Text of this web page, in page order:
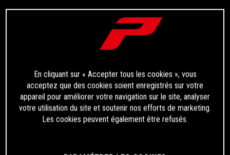
En cliquant sur « Accepter tous les cookies », vous
acceptez que des cookies soient enregistrés sur votre
appareil pour améliorer votre navigation sur le site, analyser
votre utilisation du site et soutenir nos efforts de marketing.
Les cookies peuvent également être refusés.